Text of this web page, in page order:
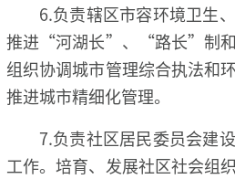
6.负责辖区市容环境卫生
推进“河湖长”、“路长”制和
组织协调城市管理综合执法和
推进城市精细化管理。
7.负责社区居民委员会建
工作。培育、发展社区社会组